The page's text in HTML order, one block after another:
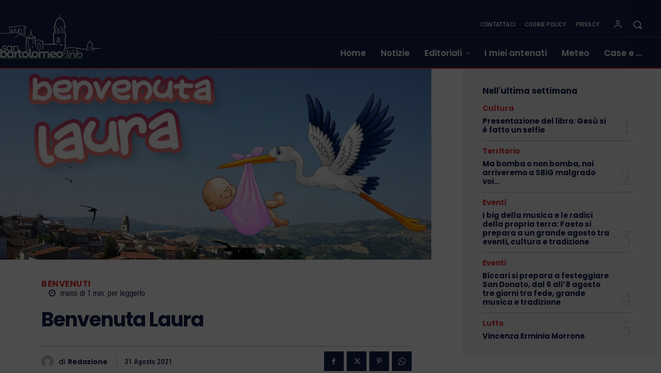
CONTATTACI COOKIE POLICY PRIVACY
Home Notizie Editoriali I miei antenati Meteo Case e …
BENVENUTI
meno di 1 min. per leggerlo
Benvenuta Laura
di Redazione 31 Agosto 2021
Nell'ultima settimana
Cultura
Presentazione del libro: Gesù si
è fatto un selfie
Territorio
Ma bomba o non bomba, noi
arriveremo a SBiG malgrado
voi…
Eventi
I big della musica e le radici
della propria terra: Faeto si
prepara a un grande agosto tra
eventi, cultura e tradizione
Eventi
Biccari si prepara a festeggiare
San Donato, dal 6 all’8 agosto
tre giorni tra fede, grande
musica e tradizione
Lutto
Vincenza Erminia Morrone